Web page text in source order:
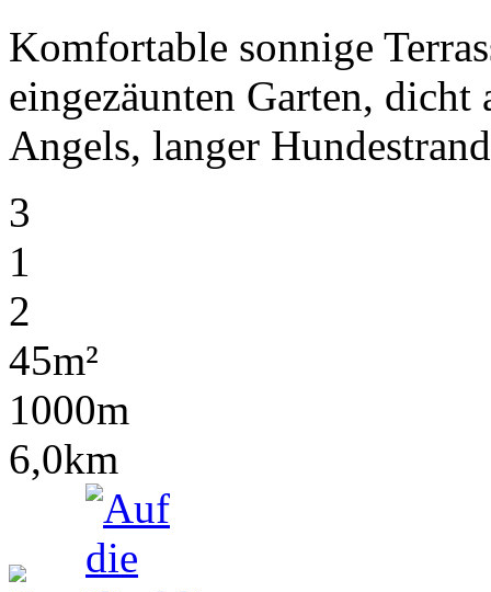
Komfortable sonnige
eingezäunten Garten, dicht
Angels, langer
3
1
2
45m²
1000m
6,0km